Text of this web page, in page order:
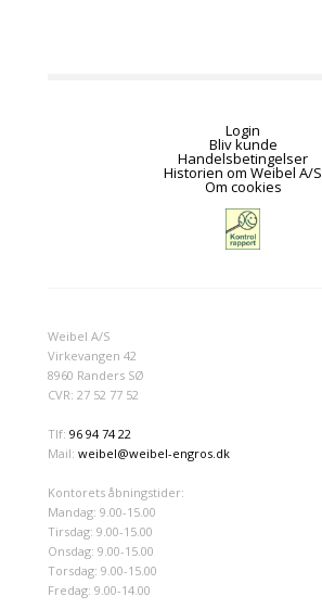
Login
Bliv kunde
Handelsbetingelser
Historien om Weibel A/S
Om cookies
Weibel A/S
Virkevangen 42
8960 Randers SØ
CVR: 27 52 77 52
Tlf: 96 94 74 22
Mail: weibel@weibel-engros.dk
Kontorets åbningstider:
Mandag: 9.00-15.00
Tirsdag: 9.00-15.00
Onsdag: 9.00-15.00
Torsdag: 9.00-15.00
Fredag: 9.00-14.00